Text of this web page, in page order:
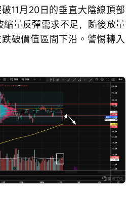
11月20日的垂直大陰線頂部
縮量反彈需求不足，隨後放量
破價值區間下沿。警惕轉入